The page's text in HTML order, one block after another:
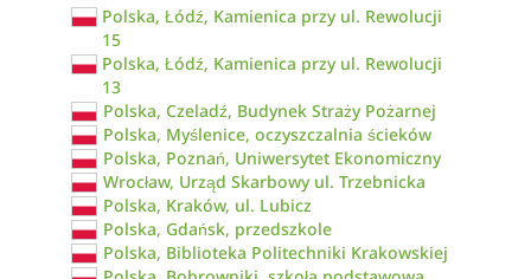
Polska, Łódź, Kamienica przy ul. Rewolucji
15
Polska, Łódź, Kamienica przy ul. Rewolucji
13
Polska, Czeladź, Budynek Straży Pożarnej
Polska, Myślenice, oczyszczalnia ścieków
Polska, Poznań, Uniwersytet Ekonomiczny
Wrocław, Urząd Skarbowy ul. Trzebnicka
Polska, Kraków, ul. Lubicz
Polska, Gdańsk, przedszkole
Polska, Biblioteka Politechniki Krakowskiej